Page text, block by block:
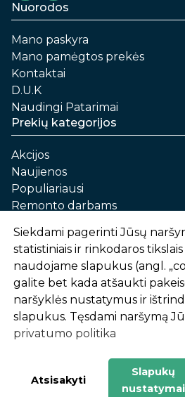
Nuorodos
Mano paskyra
Mano pamėgtos prekės
Kontaktai
D.U.K
Naudingi Patarimai
Prekių kategorijos
Akcijos
Naujienos
Populiariausi
Remonto darbams
Automobilių priežiūrai
Sodui ir daržui
Informacija
Apie mus
Prekių pirkimo – pardavimo
Prekių pristatymas ir atsiėmimas
Siekdami pagerinti Jūsų
statistiniais ir rinkodaros
naudojame slapukus (angl.
galite bet kada atšaukti
naršyklės nustatymus ir
slapukus. Tęsdami naršymą
privatumo politika
Atsisakyti
Slapukų
nustatymai
-
1
2
%
n
u
o
l
a
i
d